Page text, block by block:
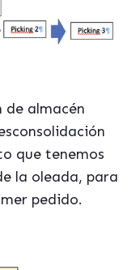
de almacén
que tenemos
la oleada, para
pedido.